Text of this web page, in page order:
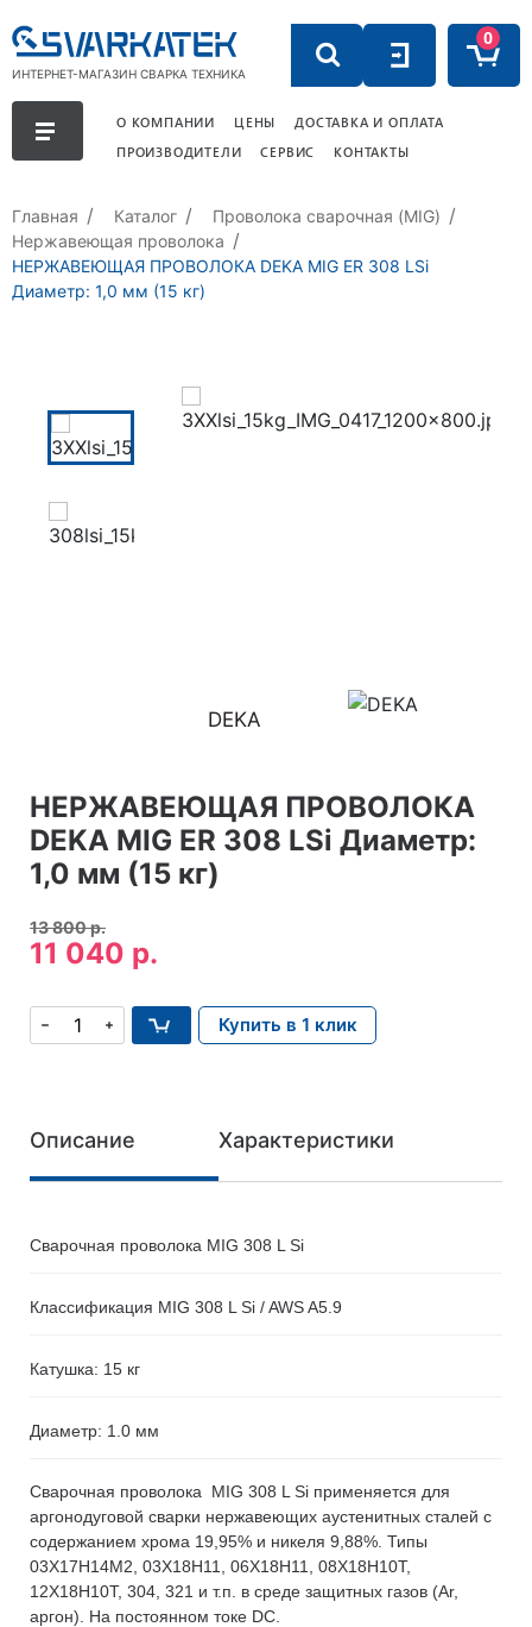
ИНТЕРНЕТ-МАГАЗИН СВАРКА ТЕХНИКА
0
О КОМПАНИИ ЦЕНЫ
ДОСТАВКА И ОПЛАТА
ПРОИЗВОДИТЕЛИ
СЕРВИС КОНТАКТЫ
Главная Каталог
Проволока сварочная (MIG)
Нержавеющая проволока
НЕРЖАВЕЮЩАЯ ПРОВОЛОКА DEKA MIG ER 308 LSi
Диаметр: 1,0 мм (15 кг)
DEKA
НЕРЖАВЕЮЩАЯ ПРОВОЛОКА
DEKA MIG ER 308 LSi Диаметр:
1,0 мм (15 кг)
13 800 р.
11 040 р.
Купить в 1 клик
Описание Характеристики
Сварочная проволока MIG 308 L Si
Классификация MIG 308 L Si / AWS A5.9
Катушка: 15 кг
Диаметр: 1.0 мм
Сварочная проволока MIG 308 L Si применяется для
аргонодуговой сварки нержавеющих аустенитных сталей c
содержанием хрома 19,95% и никеля 9,88%. Типы
03Х17Н14М2, 03Х18Н11, 06Х18Н11, 08Х18Н10Т,
12Х18Н10Т, 304, 321 и т.п. в среде защитных газов (Ar,
аргон). На постоянном токе DC.